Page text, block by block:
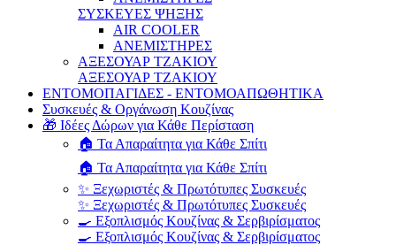
ΣΥΣΚΕΥΕΣ ΨΗΞΗΣ
AIR COOLER
ΑΝΕΜΙΣΤΗΡΕΣ
ΑΞΕΣΟΥΑΡ ΤΖΑΚΙΟΥ
ΑΞΕΣΟΥΑΡ ΤΖΑΚΙΟΥ
ΕΝΤΟΜΟΠΑΓΙΔΕΣ - ΕΝΤΟΜΟΑΠΩΘΗΤΙΚΑ
Συσκευές & Οργάνωση Κουζίνας
🎁 Ιδέες Δώρων για Κάθε Περίσταση
🏠 Τα Απαραίτητα για Κάθε Σπίτι
🏠 Τα Απαραίτητα για Κάθε Σπίτι
✨ Ξεχωριστές & Πρωτότυπες Συσκευές
✨ Ξεχωριστές & Πρωτότυπες Συσκευές
🍳 Εξοπλισμός Κουζίνας & Σερβιρίσματος
🍳 Εξοπλισμός Κουζίνας & Σερβιρίσματος